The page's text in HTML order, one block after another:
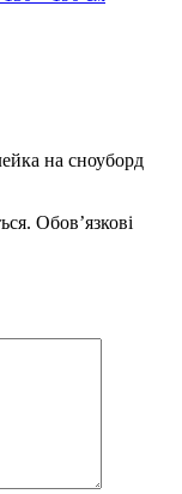
на сноуборд
Обов’язкові